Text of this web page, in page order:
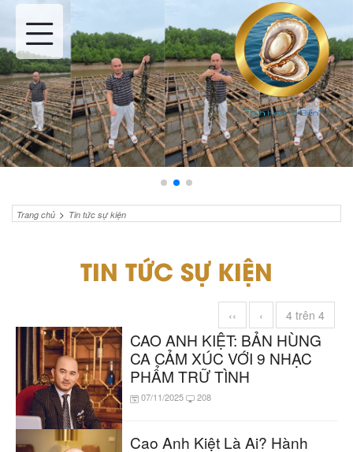
Trang chủ > Tin tức sự kiện
TIN TỨC SỰ KIỆN
‹‹ ‹ 4 trên 4
CAO ANH KIỆT: BẢN HÙNG
CA CẢM XÚC VỚI 9 NHẠC
PHẨM TRỮ TÌNH
07/11/2025 208
Cao Anh Kiệt Là Ai? Hành